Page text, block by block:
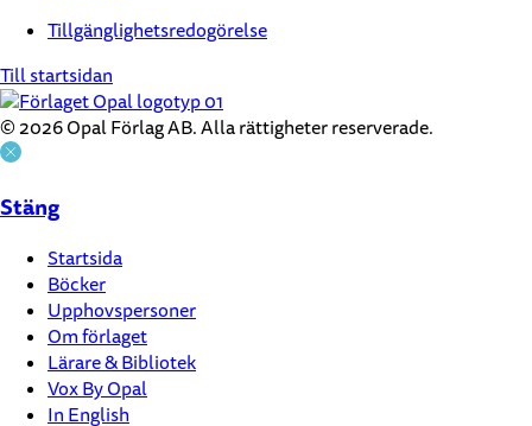
Tillgänglighetsredogörelse
Till startsidan
© 2026 Opal Förlag AB. Alla rättigheter reserverade.
Stäng
Startsida
Böcker
Upphovspersoner
Om förlaget
Lärare & Bibliotek
Vox By Opal
In English